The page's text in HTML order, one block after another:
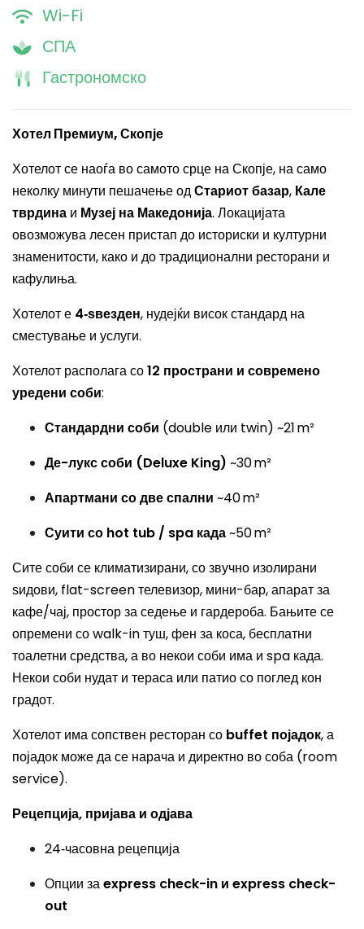
Wi-Fi
СПА
Гастрономско
Хотел Премиум, Скопје
Хотелот се наоѓа во самото срце на Скопје, на само
неколку минути пешачење одСтариот базар, Кале
тврдина и Музеј на Македонија. Локацијата
овозможува лесен пристап до историски и културни
знаменитости, како и до традиционални ресторани и
кафулиња.
Хотелот е 4‑ѕвезден, нудејќи висок стандард на
сместување и услуги.
Хотелот располага со12 пространи и современо
уредени соби:
Стандардни соби (double или twin) ~21 m²
Де-лукс соби (Deluxe King) ~30 m²
Апартмани со две спални ~40 m²
Суити со hot tub / spa када~50 m²
Сите соби се климатизирани, со звучно изолирани
ѕидови, flat-screen телевизор, мини-бар, апарат за
кафе/чај, простор за седење и гардероба. Бањите се
опремени со walk-in туш, фен за коса, бесплатни
тоалетни средства, а во некои соби има и spa када.
Некои соби нудат и тераса или патио со поглед кон
градот.
Хотелот има сопствен ресторан со buffet појадок, а
појадок може да се нарача и директно во соба (room
service).
Рецепција, пријава и одјава
24‑часовна рецепција
Опции заexpress check-in и express check-
out